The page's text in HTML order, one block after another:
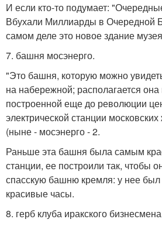
И если кто-то подумает:
Вбухали Миллиарды в Очередной
самом деле это новое здание музея
7. башня мосэнерго.
"Это башня, которую можно
на набережной; располагается она
построенной еще до революции
электрической станции
(ныне - мосэнерго - 2.
Раньше эта башня была самым
станции, ее построили так, чтобы
спасскую башню кремля: у нее
красивые часы.
8. герб клуба иракского